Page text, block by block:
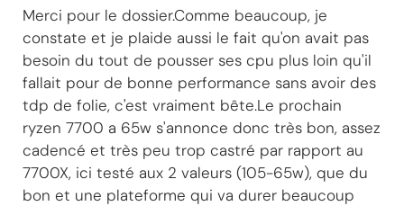
Merci pour le dossier.Comme beaucoup, je
constate et je plaide aussi le fait qu'on avait pas
besoin du tout de pousser ses cpu plus loin qu'il
fallait pour de bonne performance sans avoir des
tdp de folie, c'est vraiment bête.Le prochain
ryzen 7700 a 65w s'annonce donc très bon, assez
cadencé et très peu trop castré par rapport au
7700X, ici testé aux 2 valeurs (105-65w), que du
bon et une plateforme qui va durer beaucoup